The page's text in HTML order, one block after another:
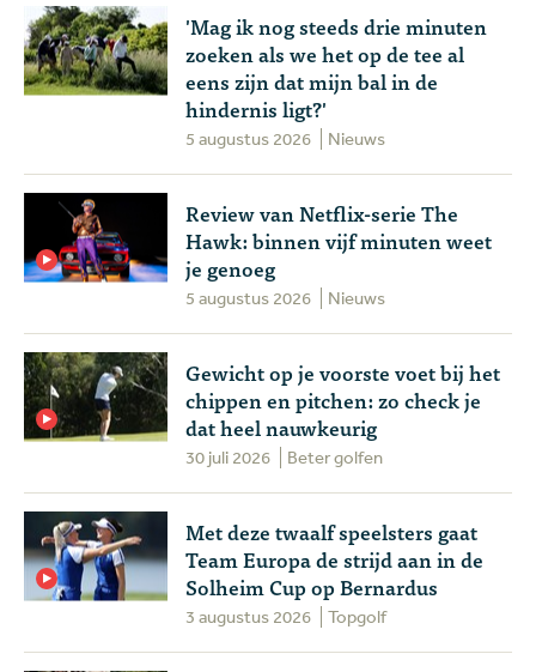
'Mag ik nog steeds drie minuten
zoeken als we het op de tee al
eens zijn dat mijn bal in de
hindernis ligt?'
5 augustus 2026 Nieuws
Review van Netflix-serie The
Hawk: binnen vijf minuten weet
je genoeg
5 augustus 2026 Nieuws
Gewicht op je voorste voet bij het
chippen en pitchen: zo check je
dat heel nauwkeurig
30 juli 2026 Beter golfen
Met deze twaalf speelsters gaat
Team Europa de strijd aan in de
Solheim Cup op Bernardus
3 augustus 2026 Topgolf